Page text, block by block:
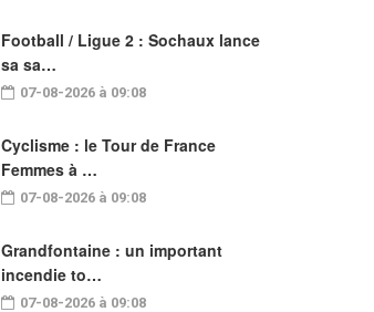
Football / Ligue 2 : Sochaux lance
sa sa…
07-08-2026 à 09:08
Cyclisme : le Tour de France
Femmes à …
07-08-2026 à 09:08
Grandfontaine : un important
incendie to…
07-08-2026 à 09:08